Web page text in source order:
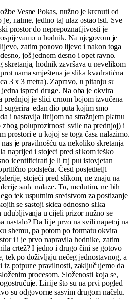
Vesne Pokas, nužno je krenuti od
je, naime, jedino taj ulaz ostao isti. Sve
prostor do neprepoznatljivosti je
u hodnik. Na njegovom je
zatim ponovo lijevo i nakon toga
još jednom desno i opet ravno.
skretanja, hodnik završava u nevelikom
nama smještena je slika kvadratična
3 x 3 metra). Zapravo, u pitanju su
ispred druge. Na oba je okvira
prednjoj je slici crnom bojom izvučena
sugerira jedan dio puta kojim smo
i nastavlja linijom na stražnjem platnu
zbog poluprozirnosti svile na prednjoj) i
prostorije u kojoj se toga časa nalazimo.
je pravilnošću uz nekoliko skretanja
naprijed i stojeći pred slikom teško
identificirati je li taj put istovjetan
podsjeća. Česti posjetitelji
stojeći pred slikom, ne znaju na
sada nalaze. To, međutim, ne bih
tek usputnim sredstvom za postizanje
se sastoji skica odnosno slika
udubljivanja u cijeli prizor nužno se
nastalo? Da li je prvo na svili napetoj na
shemu, pa potom po formatu okvira
ili je prvo napravila hodnike, zatim
crtež? I jedno i drugo čini se gotovo
tek po doživljaju nečeg jednostavnog, a
iz potpune pravilnosti, zaključujemo da
procesom. Složenosti koja se,
Linije što su na prvi pogled
su odgovorne sasvim drugom načelu.